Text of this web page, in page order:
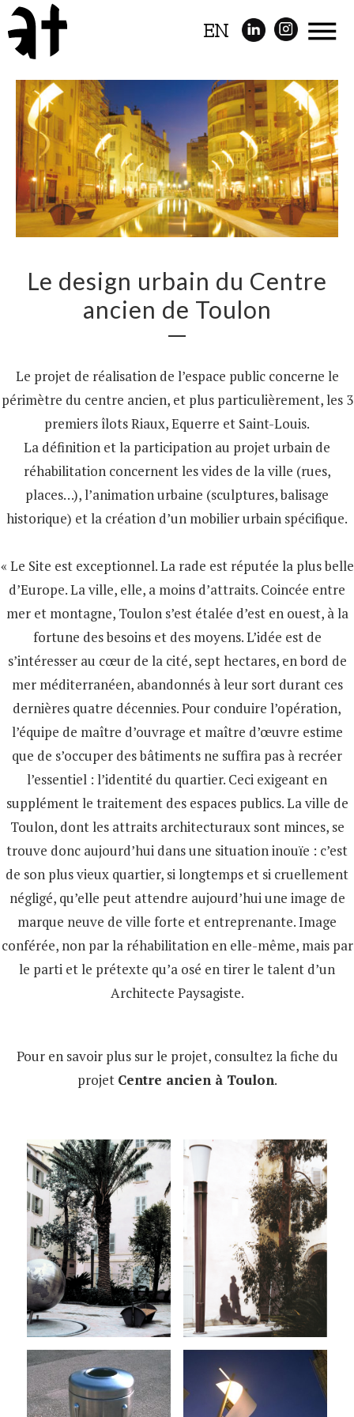
EN
Le design urbain du Centre
ancien de Toulon
Le projet de réalisation de l’espace public concerne le
périmètre du centre ancien, et plus particulièrement, les 3
premiers îlots Riaux, Equerre et Saint-Louis.
La définition et la participation au projet urbain de
réhabilitation concernent les vides de la ville (rues,
places…), l’animation urbaine (sculptures, balisage
historique) et la création d’un mobilier urbain spécifique.
« Le Site est exceptionnel. La rade est réputée la plus belle
d’Europe. La ville, elle, a moins d’attraits. Coincée entre
mer et montagne, Toulon s’est étalée d’est en ouest, à la
fortune des besoins et des moyens. L’idée est de
s’intéresser au cœur de la cité, sept hectares, en bord de
mer méditerranéen, abandonnés à leur sort durant ces
dernières quatre décennies. Pour conduire l’opération,
l’équipe de maître d’ouvrage et maître d’œuvre estime
que de s’occuper des bâtiments ne suffira pas à recréer
l’essentiel : l’identité du quartier. Ceci exigeant en
supplément le traitement des espaces publics. La ville de
Toulon, dont les attraits architecturaux sont minces, se
trouve donc aujourd’hui dans une situation inouïe : c’est
de son plus vieux quartier, si longtemps et si cruellement
négligé, qu’elle peut attendre aujourd’hui une image de
marque neuve de ville forte et entreprenante. Image
conférée, non par la réhabilitation en elle-même, mais par
le parti et le prétexte qu’a osé en tirer le talent d’un
Architecte Paysagiste.
Pour en savoir plus sur le projet, consultez la fiche du
projet Centre ancien à Toulon.